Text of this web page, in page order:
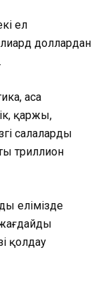
ел
доллардан
аса
қаржы,
салаларды
триллион
елімізде
қолдау